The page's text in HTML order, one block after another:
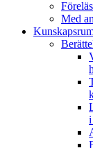
Med
i